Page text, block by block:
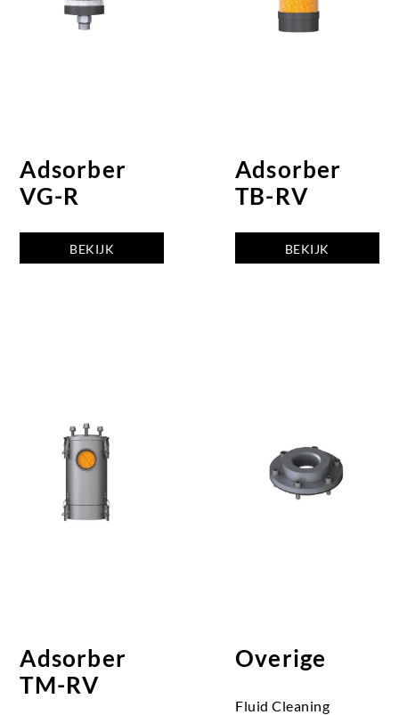
Adsorber
VG-R
BEKIJK
Adsorber
TB-RV
BEKIJK
Adsorber
TM-RV
Overige
Fluid Cleaning